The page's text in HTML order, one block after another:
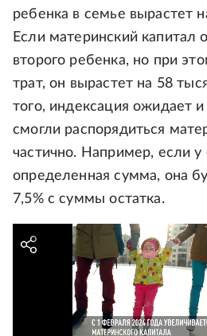
ребенка в семье вырастет
Если материнский капитал
второго ребенка, но при
трат, он вырастет на 58
того, индексация ожидает
смогли распорядиться
частично. Например, если у
определенная сумма, она
7,5% с суммы остатка.